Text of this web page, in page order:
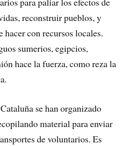
reconstruir pueblos, y
hacer con recursos locales.
sumerios, egipcios,
hace la fuerza, como reza la
se han organizado
material para enviar
de voluntarios. Es